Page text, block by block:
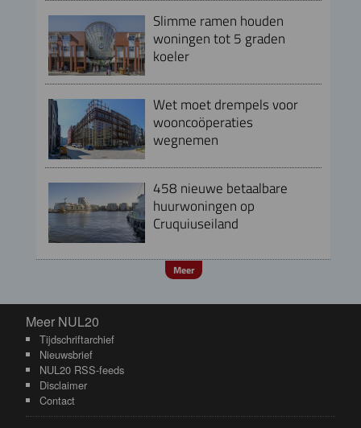
Slimme ramen houden
woningen tot 5 graden
koeler
Wet moet drempels voor
wooncoöperaties
wegnemen
458 nieuwe betaalbare
huurwoningen op
Cruquiuseiland
Meer
Meer NUL20
Meer NUL20
Tijdschriftarchief
Nieuwsbrief
NUL20 RSS-feeds
Disclaimer
Contact